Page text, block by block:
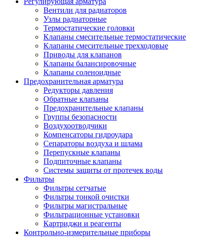
Вентили для радиаторов
Узлы радиаторные
Термостатические головки
Клапаны смесительные термостатические
Клапаны смесительные трехходовые
Приводы для клапанов
Клапаны балансировочные
Клапаны соленоидные
Предохранительная арматура
Редукторы давления
Обратные клапаны
Предохранительные клапаны
Группы безопасности
Воздухоотводчики
Компенсаторы гидроудара
Сепараторы воздуха и шлама
Перепускные клапаны
Подпиточные клапаны
Системы защиты от протечек воды
Фильтры
Фильтры сетчатые
Фильтры тонкой очистки
Фильтры магистральные
Фильтрационные установки
Картриджи и реагенты
Контрольно-измерительные приборы